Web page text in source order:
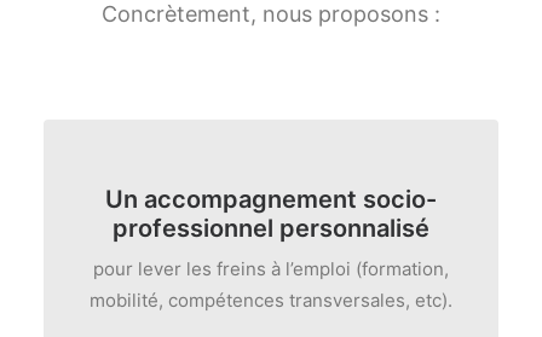
Concrètement, nous proposons :
Un accompagnement socio-
professionnel personnalisé
pour lever les freins à l’emploi (formation,
mobilité, compétences transversales, etc).